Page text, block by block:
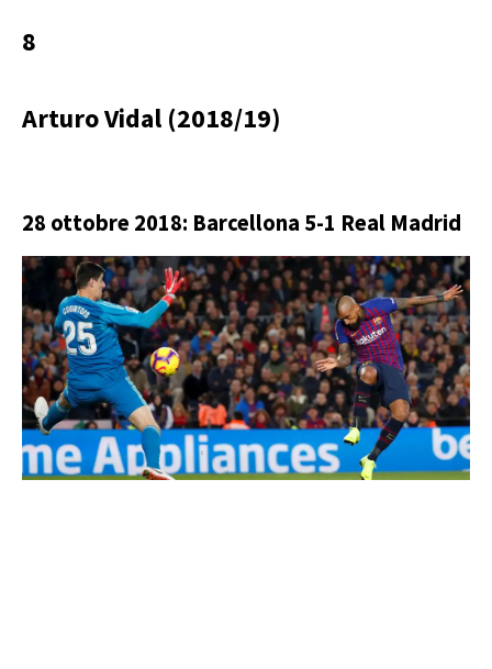
8
Arturo Vidal (2018/19)
28 ottobre 2018: Barcellona 5-1 Real Madrid